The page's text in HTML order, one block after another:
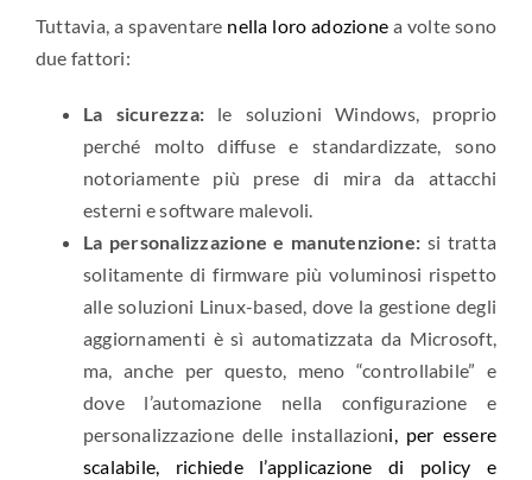
Tuttavia, a spaventare nella loro adozione a volte sono
due fattori:
La sicurezza: le soluzioni Windows, proprio
perché molto diffuse e standardizzate, sono
notoriamente più prese di mira da attacchi
esterni e software malevoli.
La personalizzazione e manutenzione: si tratta
solitamente di firmware più voluminosi rispetto
alle soluzioni Linux-based, dove la gestione degli
aggiornamenti è sì automatizzata da Microsoft,
ma, anche per questo, meno “controllabile” e
dove l’automazione nella configurazione e
personalizzazione delle installazioni, per essere
scalabile, richiede l’applicazione di policy e